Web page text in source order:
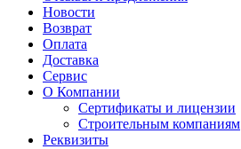
Новости
Возврат
Оплата
Доставка
Сервис
О Компании
Сертификаты и лицензии
Строительным компаниям
Реквизиты